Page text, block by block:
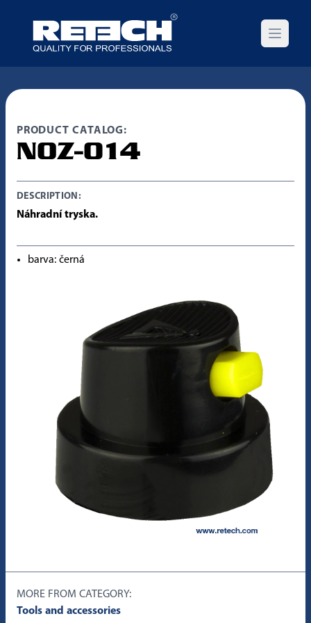
Open
PRODUCT CATALOG:
NOZ-014
DESCRIPTION:
Náhradní tryska.
barva: černá
MORE FROM CATEGORY:
Tools and accessories